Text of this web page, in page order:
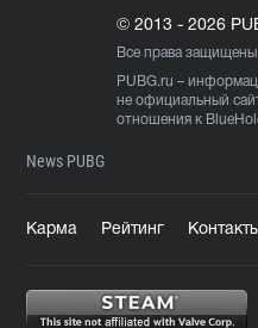
© 2013 - 2026
Все права защищены
PUBG.ru –
не официальный
отношения к
News PUBG
Карма Рейтинг